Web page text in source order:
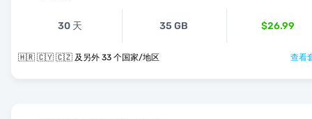
30 天 35 GB $26.99
🇭🇷 🇨🇾 🇨🇿 及另外 33 个国家/地区 查看